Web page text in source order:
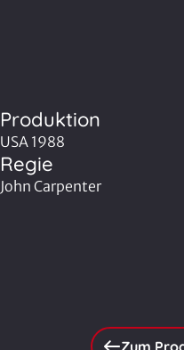
Produktion
USA 1988
Regie
John Carpenter
Zum